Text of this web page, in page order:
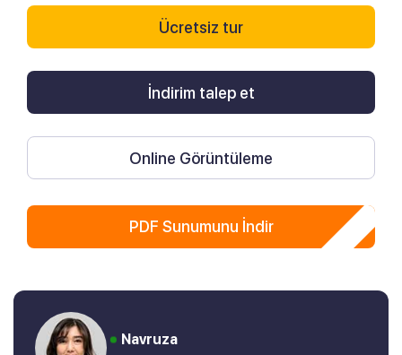
Ücretsiz tur
İndirim talep et
Online Görüntüleme
PDF Sunumunu İndir
Navruza